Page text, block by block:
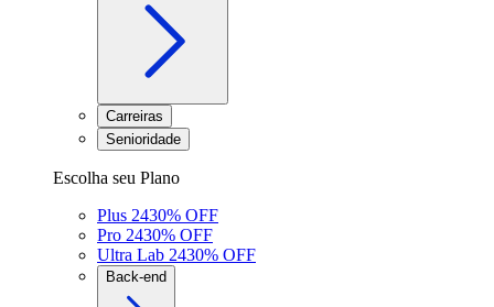
Carreiras
Senioridade
Escolha seu Plano
Plus 2430% OFF
Pro 2430% OFF
Ultra Lab 2430% OFF
Back-end